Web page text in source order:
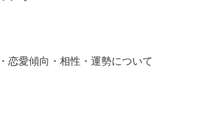
恋愛傾向・相性・運勢について